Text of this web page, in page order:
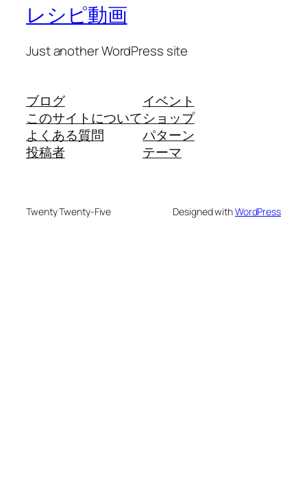
レシピ動画
Just another WordPress site
ブログ
このサイトについて
よくある質問
投稿者
イベント
ショップ
パターン
テーマ
Twenty Twenty-Five Designed withWordPress